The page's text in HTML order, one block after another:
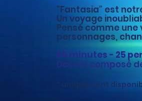
"Fantasia" est
Un voyage
Pensé comme
personnages,
65 minutes - 25
​Décors composé
* uniquement